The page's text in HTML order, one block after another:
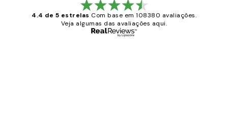
4.4 de 5 estrelas Com base em 108380 avaliações.
Veja algumas das avaliações aqui.